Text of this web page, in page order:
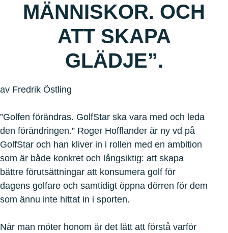
MÄNNISKOR. OCH
ATT SKAPA
GLÄDJE”.
av Fredrik Östling
”Golfen förändras. GolfStar ska vara med och leda
den förändringen.” Roger Hofflander är ny vd på
GolfStar och han kliver in i rollen med en ambition
som är både konkret och långsiktig: att skapa
bättre förutsättningar att konsumera golf för
dagens golfare och samtidigt öppna dörren för dem
som ännu inte hittat in i sporten.
När man möter honom är det lätt att förstå varför